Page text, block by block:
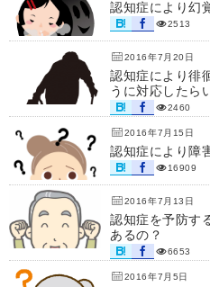
認知症により幻
2513
2016年7月20日
認知症により徘
うに対応したら
2460
2016年7月15日
認知症により障
16909
2016年7月13日
認知症を予防す
あるの？
6653
2016年7月5日